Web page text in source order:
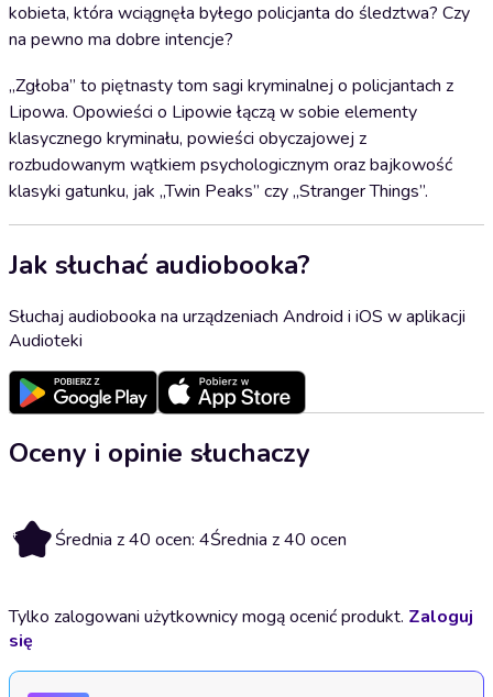
kobieta, która wciągnęła byłego policjanta do śledztwa? Czy
na pewno ma dobre intencje?
„Zgłoba” to piętnasty tom sagi kryminalnej o policjantach z
Lipowa. Opowieści o Lipowie łączą w sobie elementy
klasycznego kryminału, powieści obyczajowej z
rozbudowanym wątkiem psychologicznym oraz bajkowość
klasyki gatunku, jak „Twin Peaks” czy „Stranger Things”.
Jak słuchać audiobooka?
Słuchaj audiobooka na urządzeniach Android i iOS w aplikacji
Audioteki
Oceny i opinie słuchaczy
4 Średnia z 40 ocen: 4Średnia z 40 ocen
Tylko zalogowani użytkownicy mogą ocenić produkt. Zaloguj
się